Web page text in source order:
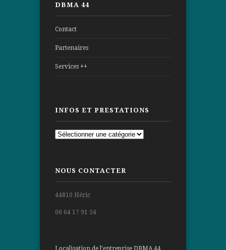
DBMA 44
Contact
Partenaires
Services ++
INFOS ET PRESTATIONS
Infos
NOUS CONTACTER
44810 Héric
06 64 17 91 54
Localisation de l’entreprise DBMA 44